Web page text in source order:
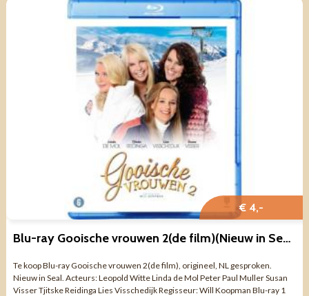
€ 4,-
Blu-ray Gooische vrouwen 2(de film)(Nieuw in Seal)
Te koop Blu-ray Gooische vrouwen 2(de film), origineel, NL gesproken.
Nieuw in Seal. Acteurs: Leopold Witte Linda de Mol Peter Paul Muller Susan
Visser Tjitske Reidinga Lies Visschedijk Regisseur: Will Koopman Blu-ray 1